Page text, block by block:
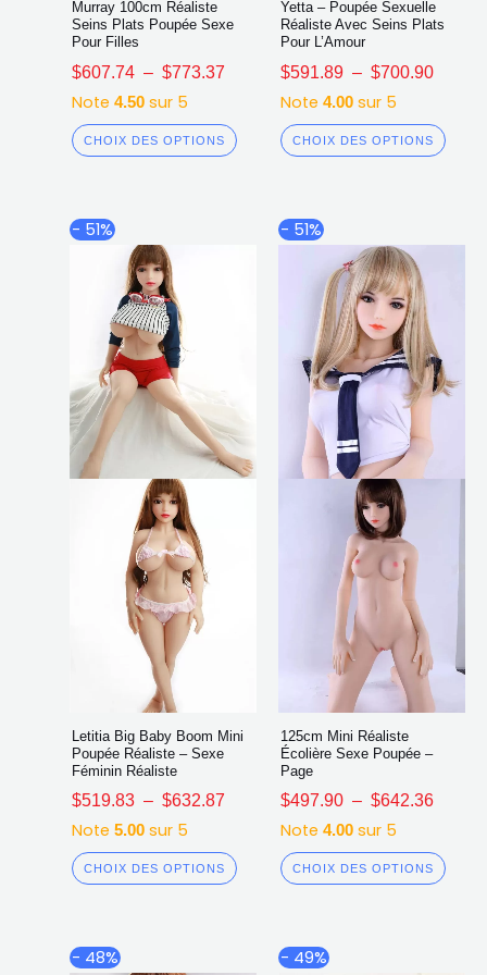
Murray 100cm Réaliste
Seins Plats Poupée Sexe
Pour Filles
$607.74 – $773.37
Note 4.50sur 5
CHOIX DES OPTIONS
Yetta – Poupée Sexuelle
Réaliste Avec Seins Plats
Pour L’Amour
$591.89 – $700.90
Note 4.00sur 5
CHOIX DES OPTIONS
- 51%
Letitia Big Baby Boom Mini
Poupée Réaliste – Sexe
Féminin Réaliste
$519.83 – $632.87
Note 5.00sur 5
CHOIX DES OPTIONS
variations.
peuvent
être
- 51%
125cm Mini Réaliste
Écolière Sexe Poupée –
Page
$497.90 – $642.36
de
Note 4.00sur 5
CHOIX DES OPTIONS
Les
- 48% - 49%